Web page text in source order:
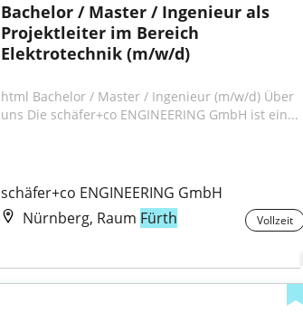
Bachelor / Master / Ingenieur als
Projektleiter im Bereich
Elektrotechnik (m/w/d)
html Bachelor / Master / Ingenieur (m/w/d) Über
uns Die schäfer+co ENGINEERING GmbH ist ein...
schäfer+co ENGINEERING GmbH
Nürnberg, Raum Fürth Vollzeit